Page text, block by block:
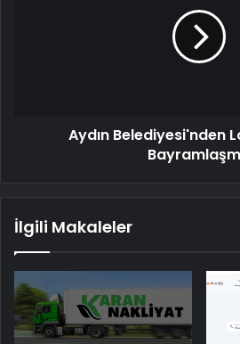
Aydın Belediyesi'nden
İlgili Makaleler